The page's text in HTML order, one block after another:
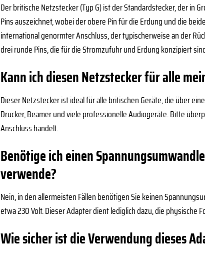
Der britische Netzstecker (Typ G) ist der Standardstecker, der in
Pins auszeichnet, wobei der obere Pin für die Erdung und die
international genormter Anschluss, der typischerweise an der
drei runde Pins, die für die Stromzufuhr und Erdung konzipiert
Kann ich diesen Netzstecker für alle
Dieser Netzstecker ist ideal für alle britischen Geräte, die über
Drucker, Beamer und viele professionelle Audiogeräte. Bitte
Anschluss handelt.
Benötige ich einen
verwende?
Nein, in den allermeisten Fällen benötigen Sie keinen
etwa 230 Volt. Dieser Adapter dient lediglich dazu, die physische
Wie sicher ist die Verwendung dieses